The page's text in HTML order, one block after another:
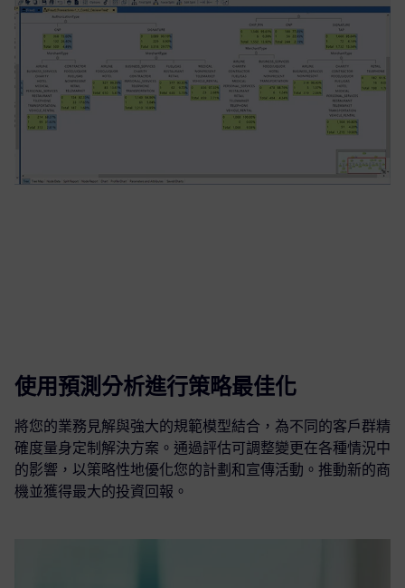
使用預測分析進行策略最佳化
將您的業務見解與強大的規範模型結合，為不同的客戶群精
確度量身定制解決方案。通過評估可調整變更在各種情況中
的影響，以策略性地優化您的計劃和宣傳活動。推動新的商
機並獲得最大的投資回報。